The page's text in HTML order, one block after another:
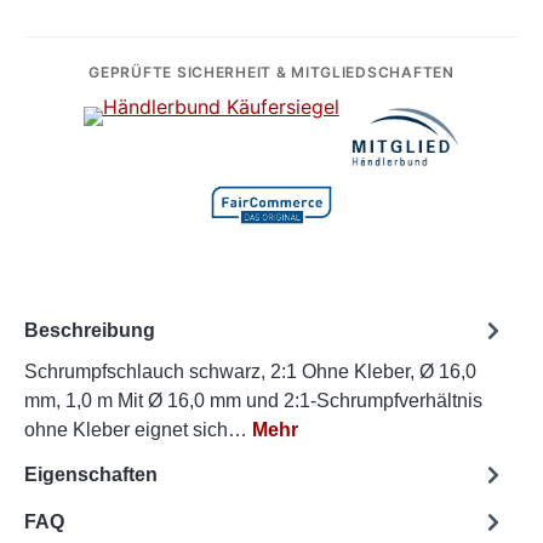
GEPRÜFTE SICHERHEIT & MITGLIEDSCHAFTEN
Beschreibung
Schrumpfschlauch schwarz, 2:1 Ohne Kleber, Ø 16,0
mm, 1,0 m Mit Ø 16,0 mm und 2:1-Schrumpfverhältnis
ohne Kleber eignet sich… Mehr
Eigenschaften
FAQ